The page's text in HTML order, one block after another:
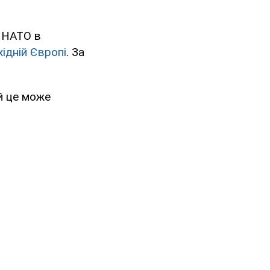
НАТО в
Європі. За
це може